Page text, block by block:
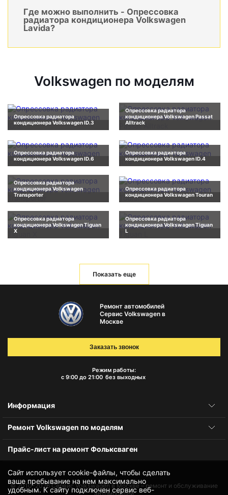
Где можно выполнить - Опрессовка
радиатора кондиционера Volkswagen
Lavida?
Volkswagen по моделям
Опрессовка радиатора
кондиционера Volkswagen ID.3
Опрессовка радиатора
кондиционера Volkswagen Passat
Alltrack
Опрессовка радиатора
кондиционера Volkswagen ID.6
Опрессовка радиатора
кондиционера Volkswagen ID.4
Опрессовка радиатора
кондиционера Volkswagen
Transporter
Опрессовка радиатора
кондиционера Volkswagen Touran
Опрессовка радиатора
кондиционера Volkswagen Tiguan
X
Опрессовка радиатора
кондиционера Volkswagen Tiguan
L
Показать еще
Сайт использует cookie-файлы, чтобы сделать
ваше пребывание на нем максимально
удобным. К cайту подключен сервис веб-
Ремонт автомобилей
Сервис Volkswagen в
Москве
Режим работы:
с 9:00 до 21:00 без выходных
Заказать звонок
Информация
Ремонт Volkswagen по моделям
Прайс-лист на ремонт Фольксваген
© 2010-2026Сервис Volkswagen в Москве – ремонт и обслуживание
автомобилей